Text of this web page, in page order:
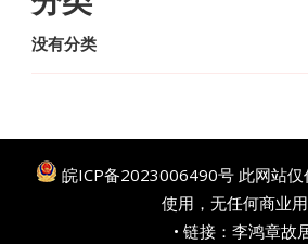
没有分类
皖ICP备2023006490号 此网站
使用，无任何商业
• 链接： 李鸿章故